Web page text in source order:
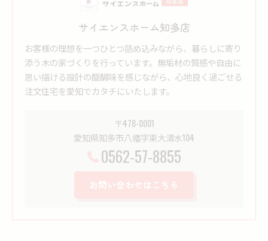
サイエンスホーム知多店
お客様の理想を一つひとつ詰め込みながら、暮らしに寄り
添う木の家づくりを行っています。無垢材の質感や自由に
思い描ける設計の醍醐味を感じながら、心地良く過ごせる
注文住宅を愛知でカタチにいたします。
〒478-0001
愛知県知多市八幡字東大清水104
0562-57-8855
お問い合わせはこちら